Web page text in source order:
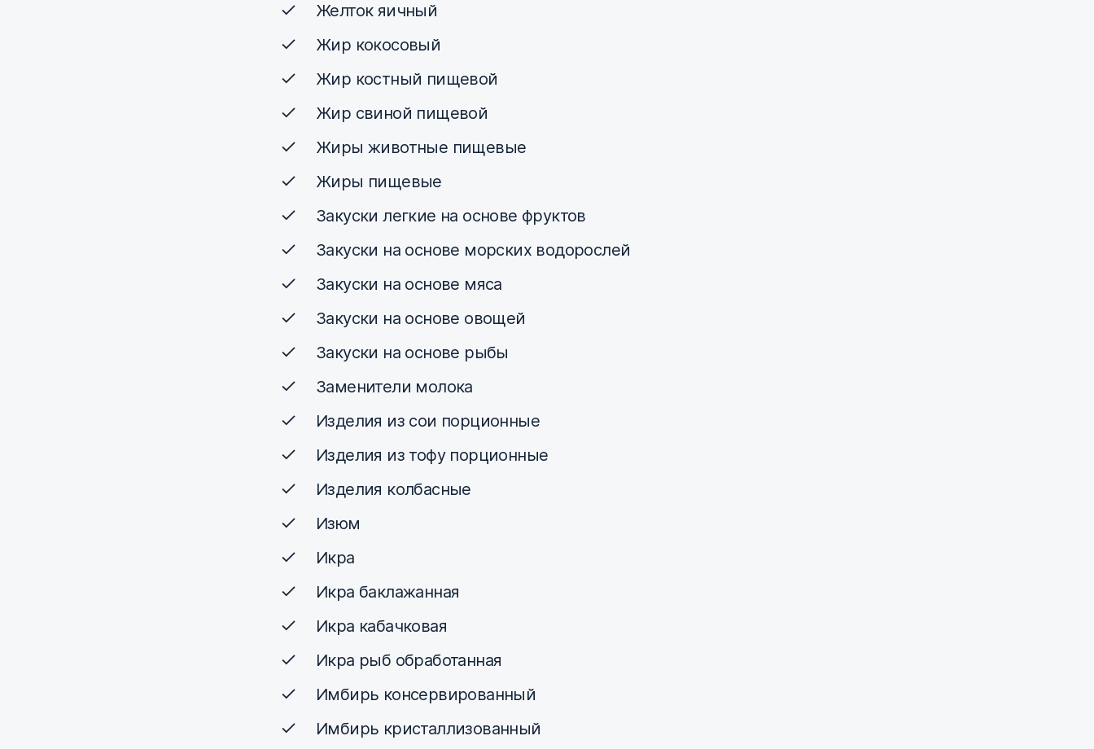
Желток яичный
Жир кокосовый
Жир костный пищевой
Жир свиной пищевой
Жиры животные пищевые
Жиры пищевые
Закуски легкие на основе фруктов
Закуски на основе морских водорослей
Закуски на основе мяса
Закуски на основе овощей
Закуски на основе рыбы
Заменители молока
Изделия из сои порционные
Изделия из тофу порционные
Изделия колбасные
Изюм
Икра
Икра баклажанная
Икра кабачковая
Икра рыб обработанная
Имбирь консервированный
Имбирь кристаллизованный